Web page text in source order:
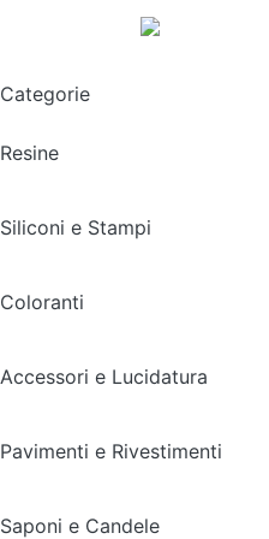
Categorie
Resine
Siliconi e Stampi
Coloranti
Accessori e Lucidatura
Pavimenti e Rivestimenti
Saponi e Candele